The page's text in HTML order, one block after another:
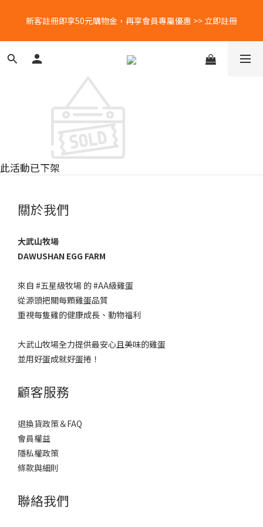
新客註冊即享50元購物金，再享會員專屬優惠 >> 立即註冊
新客註冊即享50元購物金，再享會員專屬優惠 >> 立即註冊
每月蛋粉專屬優惠！5號會員日🐣 25號蛋白補給日🥚 立刻查看
LINE好友募集中📣📣📣 加入官方LINE＠帳號，再領免運券乙張👉🏻
立即領！
新客註冊即享50元購物金，再享會員專屬優惠 >> 立即註冊
此活動已下架
關於我們
大武山牧場
DAWUSHAN EGG FARM
來自 #五星級牧場 的 #AA級雞蛋 ​
從源頭把關每顆雞蛋品質​
重視每隻雞的健康成長、動物福利​
大武山牧場全力提供最安心且美味的雞蛋
並用好蛋成就好蛋捲！
顧客服務
退換貨政策＆FAQ
會員權益
隱私權政策
條款與細則
聯絡我們